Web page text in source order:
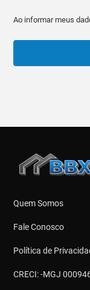
Ao informar meus
Quem Somos
Fale Conosco
Política de
CRECI: -MGJ